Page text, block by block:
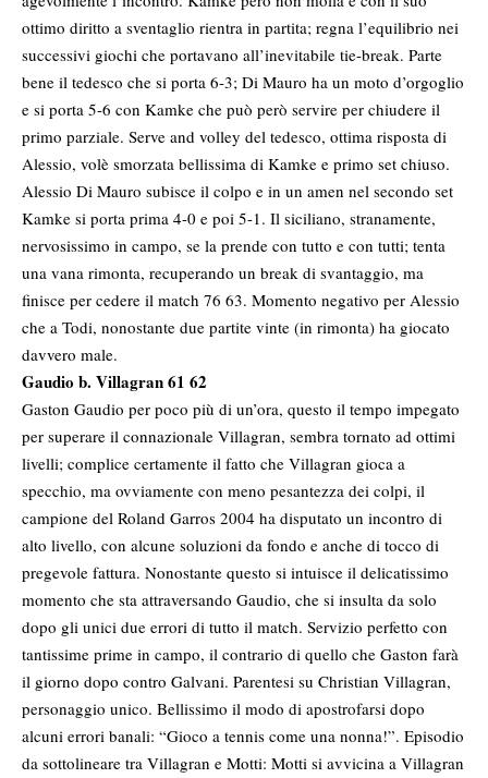
ottimo diritto a sventaglio rientra in partita; regna l’equilibrio nei
successivi giochi che portavano all’inevitabile tie-break. Parte
bene il tedesco che si porta 6-3; Di Mauro ha un moto d’orgoglio
e si porta 5-6 con Kamke che può però servire per chiudere il
primo parziale. Serve and volley del tedesco, ottima risposta di
Alessio, volè smorzata bellissima di Kamke e primo set chiuso.
Alessio Di Mauro subisce il colpo e in un amen nel secondo set
Kamke si porta prima 4-0 e poi 5-1. Il siciliano, stranamente,
nervosissimo in campo, se la prende con tutto e con tutti; tenta
una vana rimonta, recuperando un break di svantaggio, ma
finisce per cedere il match 76 63. Momento negativo per Alessio
che a Todi, nonostante due partite vinte (in rimonta) ha giocato
davvero male.
Gaudio b. Villagran 61 62
Gaston Gaudio per poco più di un’ora, questo il tempo impegato
per superare il connazionale Villagran, sembra tornato ad ottimi
livelli; complice certamente il fatto che Villagran gioca a
specchio, ma ovviamente con meno pesantezza dei colpi, il
campione del Roland Garros 2004 ha disputato un incontro di
alto livello, con alcune soluzioni da fondo e anche di tocco di
pregevole fattura. Nonostante questo si intuisce il delicatissimo
momento che sta attraversando Gaudio, che si insulta da solo
dopo gli unici due errori di tutto il match. Servizio perfetto con
tantissime prime in campo, il contrario di quello che Gaston farà
il giorno dopo contro Galvani. Parentesi su Christian Villagran,
personaggio unico. Bellissimo il modo di apostrofarsi dopo
alcuni errori banali: “Gioco a tennis come una nonna!”. Episodio
da sottolineare tra Villagran e Motti: Motti si avvicina a Villagran